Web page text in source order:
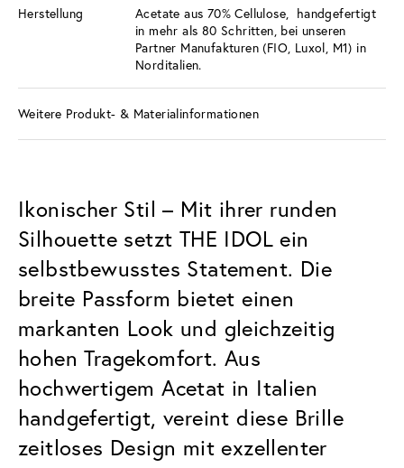
Herstellung
Acetate aus 70% Cellulose, handgefertigt
in mehr als 80 Schritten, bei unseren
Partner Manufakturen (FIO, Luxol, M1) in
Norditalien.
Weitere Produkt- & Materialinformationen
Ikonischer Stil – Mit ihrer runden
Silhouette setzt THE IDOL ein
selbstbewusstes Statement. Die
breite Passform bietet einen
markanten Look und gleichzeitig
hohen Tragekomfort. Aus
hochwertigem Acetat in Italien
handgefertigt, vereint diese Brille
zeitloses Design mit exzellenter